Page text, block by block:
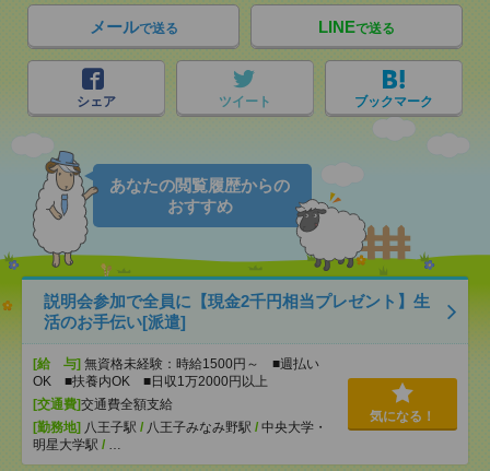
メールで送る LINEで送る
シェア ツイート ブックマーク
あなたの閲覧履歴からの
おすすめ
説明会参加で全員に【現金2千円相当プレゼント】生
活のお手伝い[派遣]
[給 与] 無資格未経験：時給1500円～ ■週払い
OK ■扶養内OK ■日収1万2000円以上
[交通費]交通費全額支給
[勤務地] 八王子駅 / 八王子みなみ野駅 / 中央大学・
明星大学駅 / …
気になる！